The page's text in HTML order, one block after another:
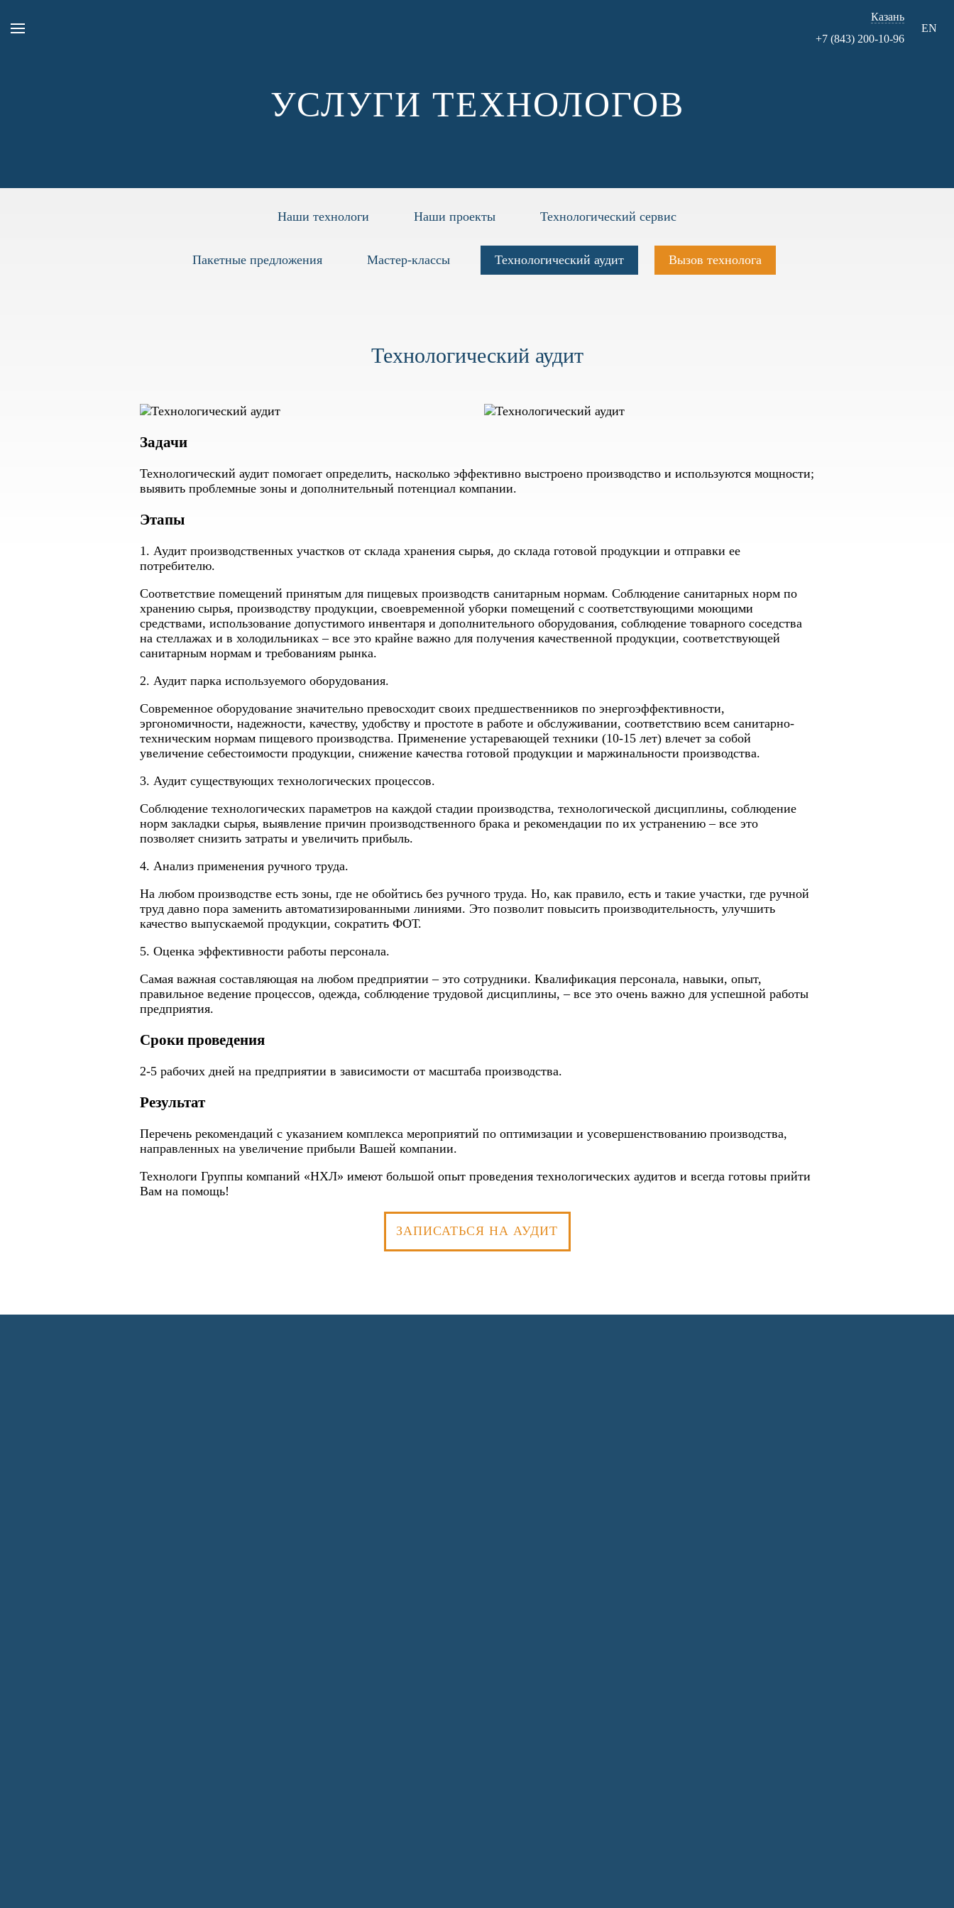
Казань
+7 (843) 200-10-96
EN
УСЛУГИ ТЕХНОЛОГОВ
Наши технологи Наши проекты Технологический сервис
Пакетные предложения Мастер-классы Технологический аудит Вызов технолога
Технологический аудит
Задачи
Технологический аудит помогает определить, насколько эффективно выстроено производство и используются мощности;
выявить проблемные зоны и дополнительный потенциал компании.
Этапы
1. Аудит производственных участков от склада хранения сырья, до склада готовой продукции и отправки ее
потребителю.
Соответствие помещений принятым для пищевых производств санитарным нормам. Соблюдение санитарных норм по
хранению сырья, производству продукции, своевременной уборки помещений с соответствующими моющими
средствами, использование допустимого инвентаря и дополнительного оборудования, соблюдение товарного соседства
на стеллажах и в холодильниках – все это крайне важно для получения качественной продукции, соответствующей
санитарным нормам и требованиям рынка.
2. Аудит парка используемого оборудования.
Современное оборудование значительно превосходит своих предшественников по энергоэффективности,
эргономичности, надежности, качеству, удобству и простоте в работе и обслуживании, соответствию всем санитарно-
техническим нормам пищевого производства. Применение устаревающей техники (10-15 лет) влечет за собой
увеличение себестоимости продукции, снижение качества готовой продукции и маржинальности производства.
3. Аудит существующих технологических процессов.
Соблюдение технологических параметров на каждой стадии производства, технологической дисциплины, соблюдение
норм закладки сырья, выявление причин производственного брака и рекомендации по их устранению – все это
позволяет снизить затраты и увеличить прибыль.
4. Анализ применения ручного труда.
На любом производстве есть зоны, где не обойтись без ручного труда. Но, как правило, есть и такие участки, где ручной
труд давно пора заменить автоматизированными линиями. Это позволит повысить производительность, улучшить
качество выпускаемой продукции, сократить ФОТ.
5. Оценка эффективности работы персонала.
Самая важная составляющая на любом предприятии – это сотрудники. Квалификация персонала, навыки, опыт,
правильное ведение процессов, одежда, соблюдение трудовой дисциплины, – все это очень важно для успешной работы
предприятия.
Сроки проведения
2-5 рабочих дней на предприятии в зависимости от масштаба производства.
Результат
Перечень рекомендаций с указанием комплекса мероприятий по оптимизации и усовершенствованию производства,
направленных на увеличение прибыли Вашей компании.
Технологи Группы компаний «НХЛ» имеют большой опыт проведения технологических аудитов и всегда готовы прийти
Вам на помощь!
ЗАПИСАТЬСЯ НА АУДИТ